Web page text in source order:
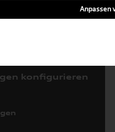
konfigurieren
Anpassen